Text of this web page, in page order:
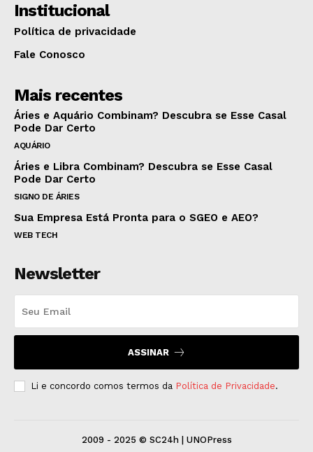
Institucional
Política de privacidade
Fale Conosco
Mais recentes
Áries e Aquário Combinam? Descubra se Esse Casal
Pode Dar Certo
AQUÁRIO
Áries e Libra Combinam? Descubra se Esse Casal
Pode Dar Certo
SIGNO DE ÁRIES
Sua Empresa Está Pronta para o SGEO e AEO?
WEB TECH
Newsletter
ASSINAR
Li e concordo comos termos da Política de Privacidade.
2009 - 2025 © SC24h | UNOPress